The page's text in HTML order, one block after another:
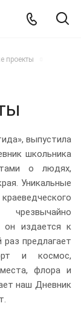
проекты
выпустила
школьника
о людях,
Уникальные
он издается к
предлагает
и космос,
флора и
наш Дневник